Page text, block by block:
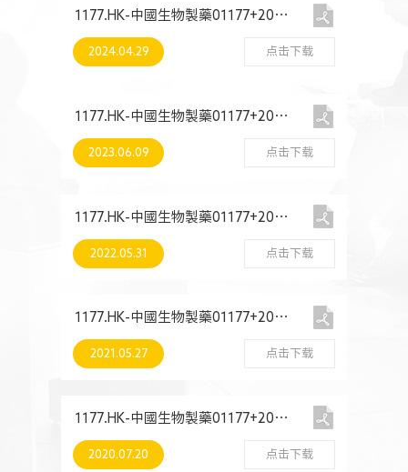
2024.04.29
1177.HK-中國生物製藥01177+2023+環境、社會及管治報告
点击下载
2023.06.09
1177.HK-中國生物製藥01177+2022+環境、社會及管治報告
点击下载
2022.05.31
1177.HK-中國生物製藥01177+2021+環境、社會及管治報告
点击下载
2021.05.27
1177.HK-中國生物製藥01177+2020+環境、社會及管治報告
点击下载
2020.07.20
1177.HK-中國生物製藥01177+2019+環境、社會及管治報告
点击下载